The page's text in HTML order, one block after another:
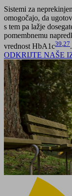
Sistemi za
omogočajo, da
s tem pa lažje
pomembnemu
vrednost HbA1c39,27.
ODKRIJTE NAŠE